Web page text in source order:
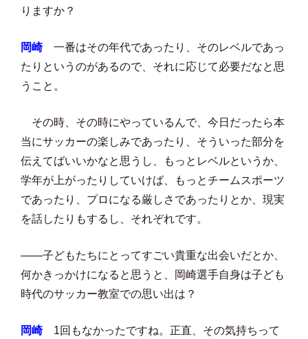
りますか？
岡崎一番はその年代であったり、そのレベルであっ
たりというのがあるので、それに応じて必要だなと思
うこと。
その時、その時にやっているんで、今日だったら本
当にサッカーの楽しみであったり、そういった部分を
伝えてばいいかなと思うし、もっとレベルというか、
学年が上がったりしていけば、もっとチームスポーツ
であったり、プロになる厳しさであったりとか、現実
を話したりもするし、それぞれです。
――子どもたちにとってすごい貴重な出会いだとか、
何かきっかけになると思うと、岡崎選手自身は子ども
時代のサッカー教室での思い出は？
岡崎1回もなかったですね。正直、その気持ちって